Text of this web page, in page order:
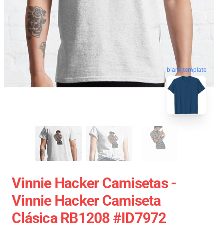
blank template
Vinnie Hacker Camisetas -
Vinnie Hacker Camiseta
Clásica RB1208 #ID7972